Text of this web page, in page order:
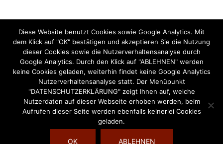
Archiv
Archiv
Diese Website benutzt Cookies sowie Google Analytics. Mit
dem Klick auf "OK" bestätigen und akzeptieren Sie die Nutzung
dieser Cookies sowie die Nutzerverhaltensanalyse durch
Google Analytics. Durch den Klick auf "ABLEHNEN" werden
keine Cookies geladen, weiterhin findet keine Google Analytics
Nutzerverhaltensanalyse statt. Der Menüpunkt
"DATENSCHUTZERKLÄRUNG" zeigt Ihnen auf, welche
Nutzerdaten auf dieser Webseite erhoben werden, beim
Aufrufen dieser Seite werden ebenfalls keinerlei Cookies
geladen.
OK ABLEHNEN